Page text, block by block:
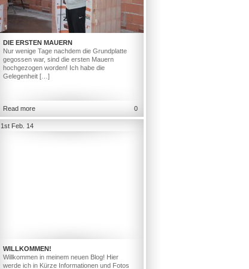
DIE ERSTEN MAUERN
Nur wenige Tage nachdem die Grundplatte
gegossen war, sind die ersten Mauern
hochgezogen worden! Ich habe die
Gelegenheit […]
Read more 0
1st Feb. 14
WILLKOMMEN!
Willkommen in meinem neuen Blog! Hier
werde ich in Kürze Informationen und Fotos